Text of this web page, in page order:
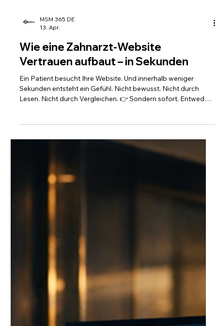
13. Apr.
Wie eine Zahnarzt-Website
Vertrauen aufbaut – in Sekunden
Sekunden entsteht ein Gefühl. Nicht bewusst. Nicht durch
entsteht Vertrauen. Oder Unsicherheit. Und genau in diesem
Sondern für oder gegen Ihre Praxis.